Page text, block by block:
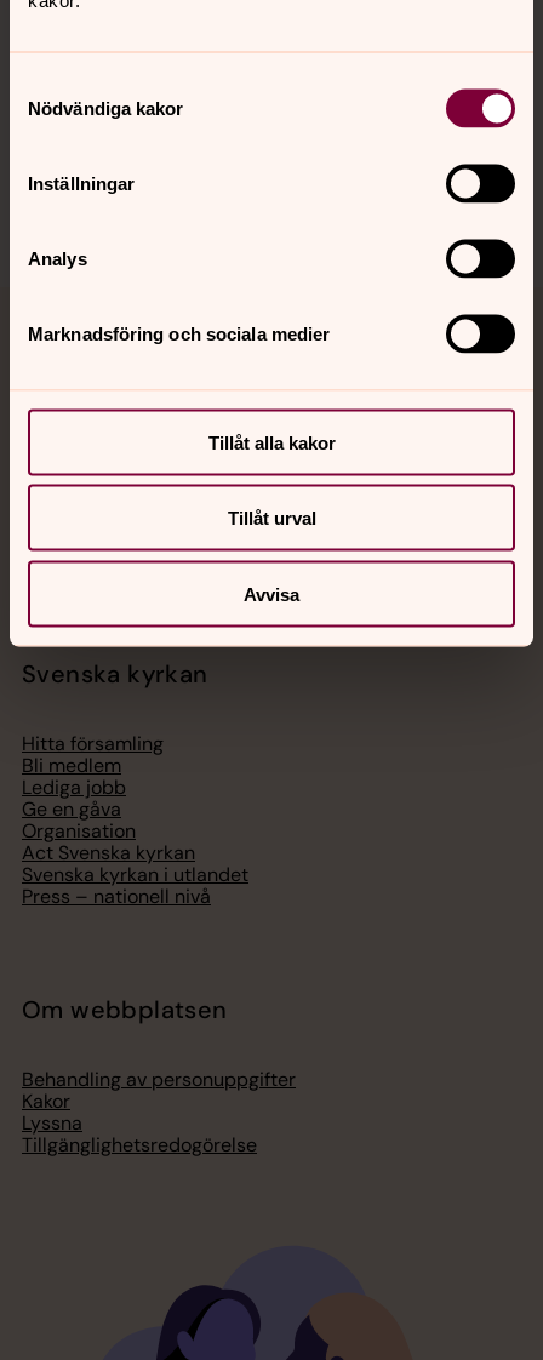
Nödvändiga kakor
Inställningar
Analys
Marknadsföring och sociala medier
Tillåt alla kakor
Tillåt urval
Avvisa
Hitta snabbt
Jourhavande präst
Akut samtals- och krisstöd. Prata eller chatta anonymt
Chatt
Telefon 112
Svenska kyrkan
Hitta församling
Bli medlem
Lediga jobb
Ge en gåva
Organisation
Act Svenska kyrkan
Svenska kyrkan i utlandet
Press – nationell nivå
Om webbplatsen
Behandling av personuppgifter
Kakor
Lyssna
Tillgänglighetsredogörelse